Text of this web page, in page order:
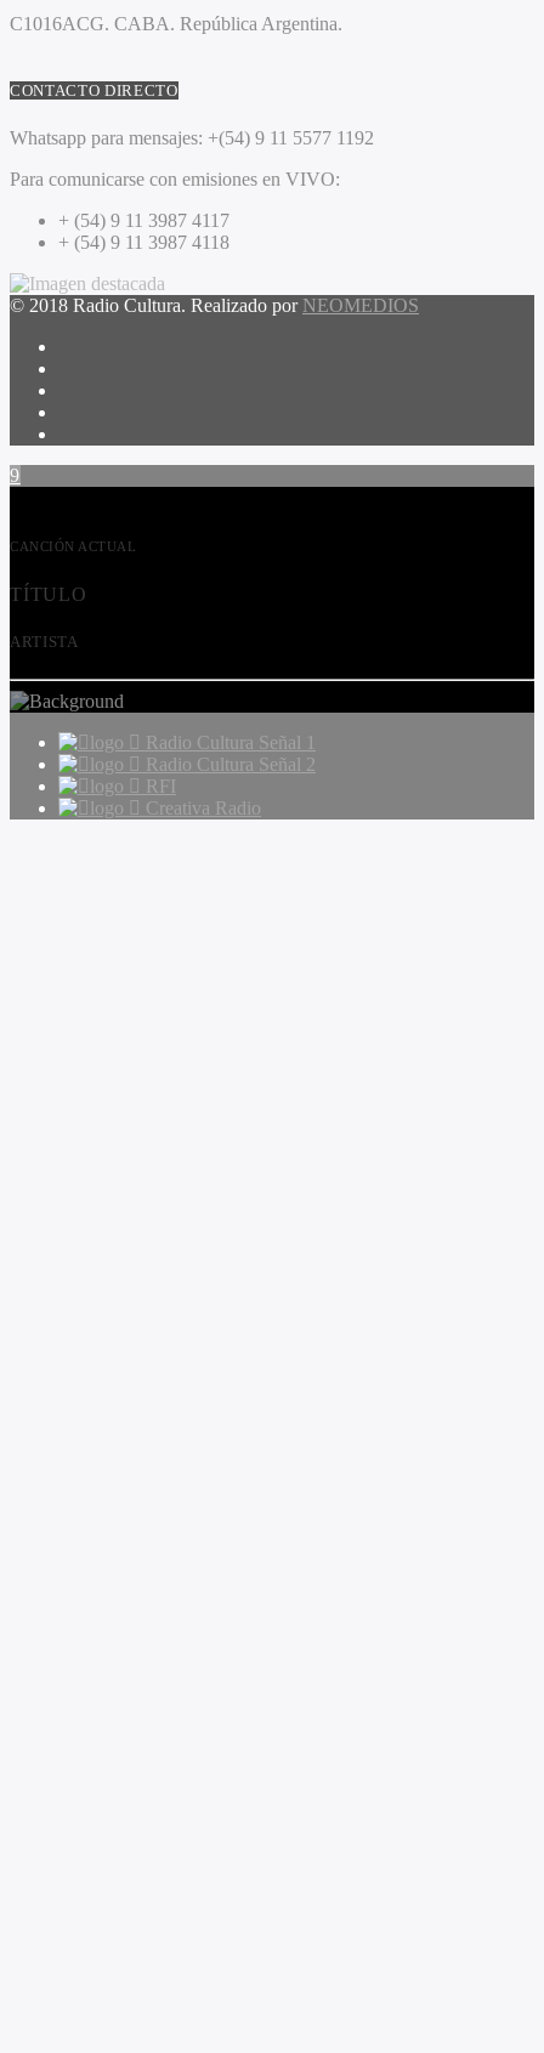
C1016ACG. CABA. República Argentina.
CONTACTO DIRECTO
Whatsapp para mensajes: +(54) 9 11 5577 1192
Para comunicarse con emisiones en VIVO:
+ (54) 9 11 3987 4117
+ (54) 9 11 3987 4118
© 2018 Radio Cultura. Realizado por NEOMEDIOS
CANCIÓN ACTUAL
TÍTULO
ARTISTA
Radio Cultura Señal 1
Radio Cultura Señal 2
RFI
Creativa Radio